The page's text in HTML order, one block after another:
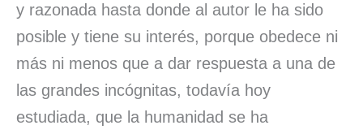
y razonada hasta donde al autor le ha sido
posible y tiene su interés, porque obedece ni
más ni menos que a dar respuesta a una de
las grandes incógnitas, todavía hoy
estudiada, que la humanidad se ha